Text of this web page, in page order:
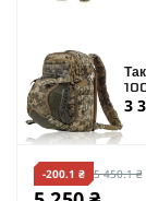
3
-200.1 ₴ 5 450.1 ₴